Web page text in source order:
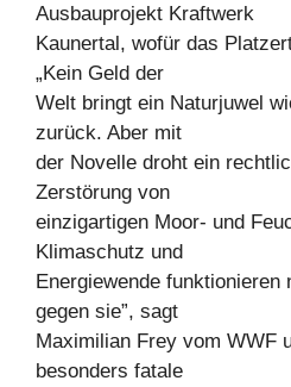
Ausbauprojekt Kraftwerk
Kaunertal, wofür das
„Kein Geld der
Welt bringt ein Naturjuwel
zurück. Aber mit
der Novelle droht ein
Zerstörung von
einzigartigen Moor- und
Klimaschutz und
Energiewende
gegen sie”, sagt
Maximilian Frey vom WWF
besonders fatale